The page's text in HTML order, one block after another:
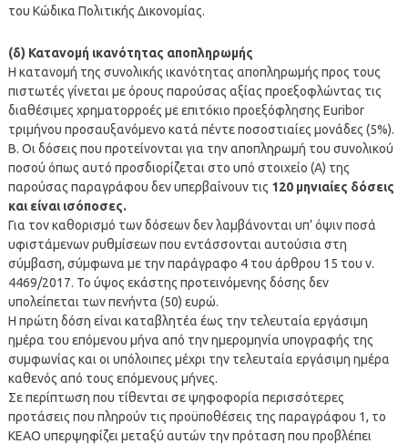
του Κώδικα Πολιτικής Δικονομίας.
(δ) Κατανομή ικανότητας αποπληρωμής
Η κατανομή της συνολικής ικανότητας αποπληρωμής προς τους
πιστωτές γίνεται με όρους παρούσας αξίας προεξοφλώντας τις
διαθέσιμες χρηματορροές με επιτόκιο προεξόφλησης Euribor
τριμήνου προσαυξανόμενο κατά πέντε ποσοστιαίες μονάδες (5%).
Β. Οι δόσεις που προτείνονται για την αποπληρωμή του συνολικού
ποσού όπως αυτό προσδιορίζεται στο υπό στοιχείο (Α) της
παρούσας παραγράφου δεν υπερβαίνουν τις 120 μηνιαίες δόσεις
και είναι ισόποσες.
Για τον καθορισμό των δόσεων δεν λαμβάνονται υπ’ όψιν ποσά
υφιστάμενων ρυθμίσεων που εντάσσονται αυτούσια στη
σύμβαση, σύμφωνα με την παράγραφο 4 του άρθρου 15 του ν.
4469/2017. Το ύψος εκάστης προτεινόμενης δόσης δεν
υπολείπεται των πενήντα (50) ευρώ.
Η πρώτη δόση είναι καταβλητέα έως την τελευταία εργάσιμη
ημέρα του επόμενου μήνα από την ημερομηνία υπογραφής της
συμφωνίας και οι υπόλοιπες μέχρι την τελευταία εργάσιμη ημέρα
καθενός από τους επόμενους μήνες.
Σε περίπτωση που τίθενται σε ψηφοφορία περισσότερες
προτάσεις που πληρούν τις προϋποθέσεις της παραγράφου 1, το
ΚΕΑΟ υπερψηφίζει μεταξύ αυτών την πρόταση που προβλέπει